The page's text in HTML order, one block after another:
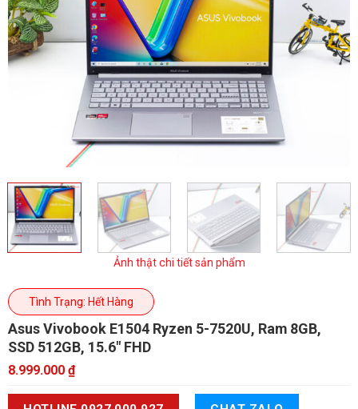
Ảnh thật chi tiết sản phẩm
Tình Trạng: Hết Hàng
Asus Vivobook E1504 Ryzen 5-7520U, Ram 8GB,
SSD 512GB, 15.6" FHD
8.999.000 ₫